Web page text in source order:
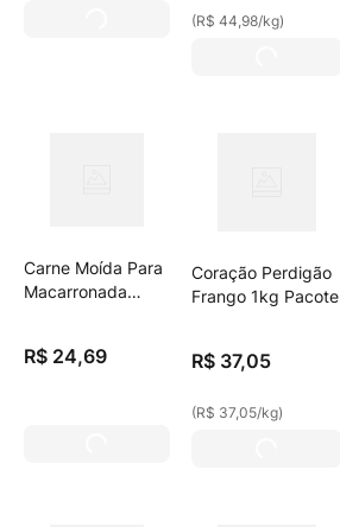
(R$ 44,98/kg)
Carne Moída Para
Macarronada
R$ 24,69
Coração Perdigão
Frango 1kg Pacote
R$ 37,05
(R$ 37,05/kg)